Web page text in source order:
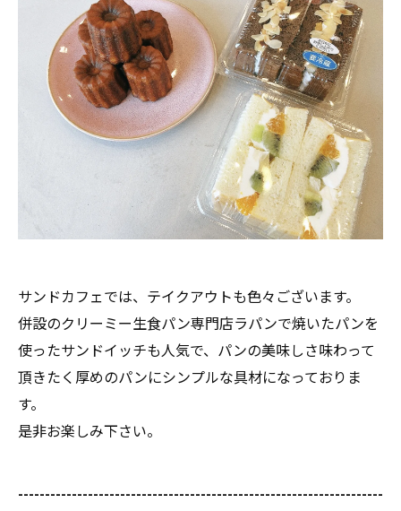
サンドカフェでは、テイクアウトも色々ございます。
併設のクリーミー生食パン専門店ラパンで焼いたパンを
使ったサンドイッチも人気で、パンの美味しさ味わって
頂きたく厚めのパンにシンプルな具材になっておりま
す。
是非お楽しみ下さい。
--------------------------------------------------------------------